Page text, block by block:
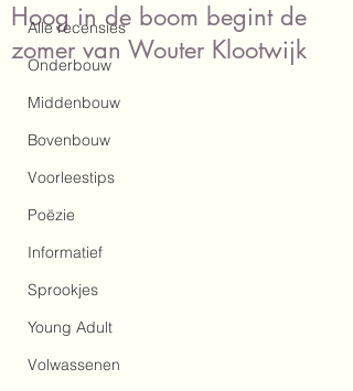
Alle recensies
Onderbouw
Middenbouw
Bovenbouw
Voorleestips
Poëzie
Informatief
Sprookjes
Young Adult
Volwassenen
Hoog in de boom begint de
zomer van Wouter Klootwijk